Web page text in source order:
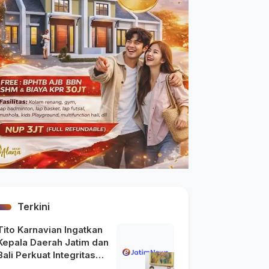
Terkini
Karnavian Ingatkan
Daerah Jatim dan
Perkuat Integritas